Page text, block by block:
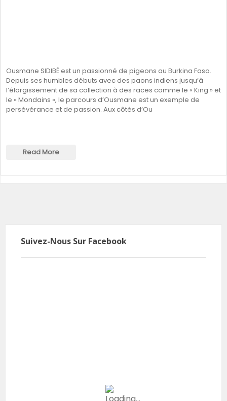
Ousmane SIDIBÉ est un passionné de pigeons au Burkina Faso.
Depuis ses humbles débuts avec des paons indiens jusqu’à
l’élargissement de sa collection à des races comme le « King » et
le « Mondains », le parcours d’Ousmane est un exemple de
persévérance et de passion. Aux côtés d’Ou
Read More
Suivez-Nous Sur Facebook